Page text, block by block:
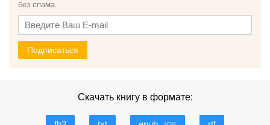
без спама.
Подписаться
Скачать книгу в формате: